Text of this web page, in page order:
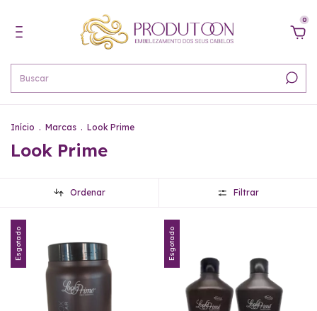
0
Início . Marcas . Look Prime
Look Prime
Ordenar Filtrar
Esgotado Esgotado